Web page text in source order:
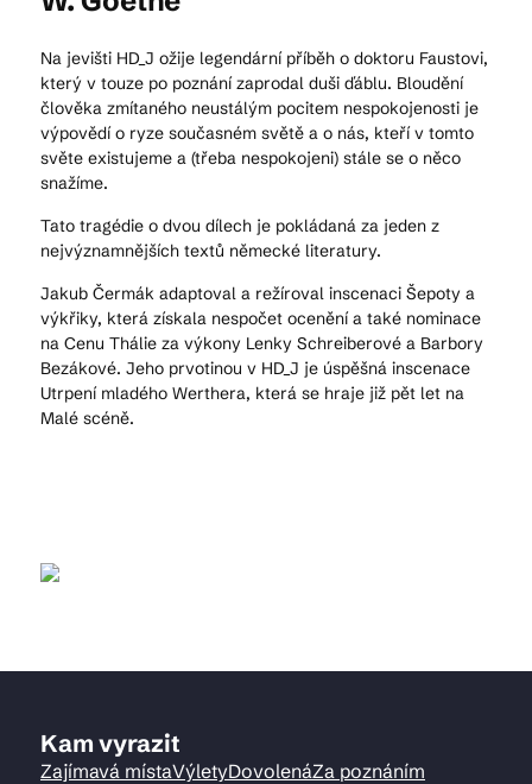
© 2026 Brána Jihlavy
Na jevišti HD_J ožije legendární příběh o doktoru Faustovi,
který v touze po poznání zaprodal duši ďáblu. Bloudění
člověka zmítaného neustálým pocitem nespokojenosti je
výpovědí o ryze současném světě a o nás, kteří v tomto
světe existujeme a (třeba nespokojeni) stále se o něco
snažíme.
Tato tragédie o dvou dílech je pokládaná za jeden z
nejvýznamnějších textů německé literatury.
Jakub Čermák adaptoval a režíroval inscenaci Šepoty a
výkřiky, která získala nespočet ocenění a také nominace
na Cenu Thálie za výkony Lenky Schreiberové a Barbory
Bezákové. Jeho prvotinou v HD_J je úspěšná inscenace
Utrpení mladého Werthera, která se hraje již pět let na
Malé scéně.
Kam vyrazit
Zajímavá místaVýletyDovolenáZa poznáním